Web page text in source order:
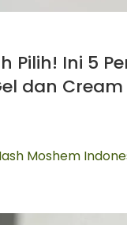
Pilih! Ini 5
dan Cream
Moshem